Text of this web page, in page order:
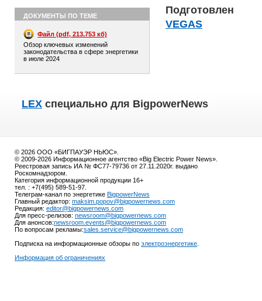
ДОКУМЕНТЫ ПО ТЕМЕ
Файл (pdf, 213.753 кб)
Обзор ключевых изменений
законодательства в сфере энергетики
в июле 2024
Подготовлен
VEGAS
LEX специально для BigpowerNews
© 2026 ООО «БИГПАУЭР НЬЮС».
© 2009-2026 Информационное агентство «Big Electric Power News».
Реестровая запись ИА № ФС77-79736 от 27.11.2020г. выдано
Роскомнадзором.
Категория информационной продукции 16+
тел. : +7(495) 589-51-97.
Телеграм-канал по энергетике BigpowerNews
Главный редактор: maksim.popov@bigpowernews.com
Редакция: editor@bigpowernews.com
Для пресс-релизов: newsroom@bigpowernews.com
Для анонсов:newsroom.events@bigpowernews.com
По вопросам рекламы:sales.service@bigpowernews.com
Подписка на информационные обзоры по электроэнергетике
Информация об ограничениях